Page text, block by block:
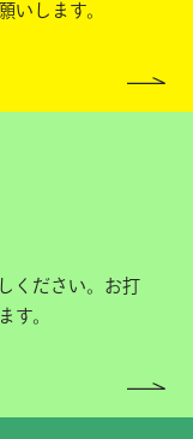
いします。
ください。お打
す。